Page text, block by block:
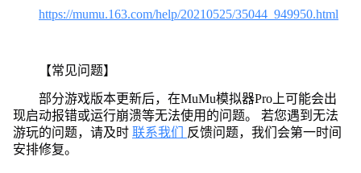
https://mumu.163.com/help/20210525/35044_949950.html
【常见问题】
部分游戏版本更新后，在MuMu模拟器Pro上可能会出
现启动报错或运行崩溃等无法使用的问题。 若您遇到无法
游玩的问题，请及时 联系我们
反馈问题，我们会第一时间
安排修复。